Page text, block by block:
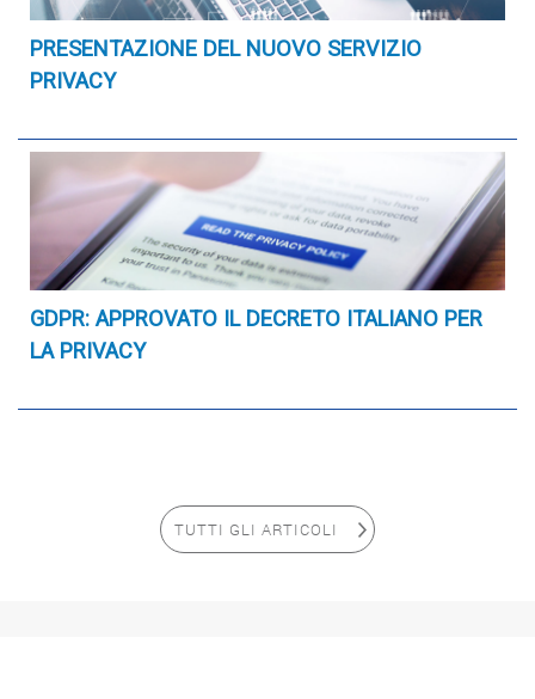
PRESENTAZIONE DEL NUOVO SERVIZIO
PRIVACY
GDPR: APPROVATO IL DECRETO ITALIANO PER
LA PRIVACY
TUTTI GLI ARTICOLI